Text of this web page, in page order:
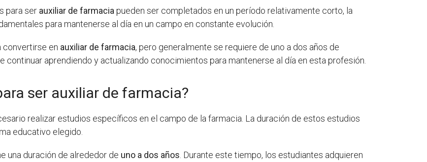
para ser auxiliar de farmacia pueden ser completados en un período relativamente corto, la
para mantenerse al día en un campo en constante evolución.
convertirse en auxiliar de farmacia, pero generalmente se requiere de uno a dos años de
aprendiendo y actualizando conocimientos para mantenerse al día en esta profesión.
ser auxiliar de farmacia?
realizar estudios específicos en el campo de la farmacia. La duración de estos estudios
educativo elegido.
una duración de alrededor de uno a dos años . Durante este tiempo, los estudiantes adquieren